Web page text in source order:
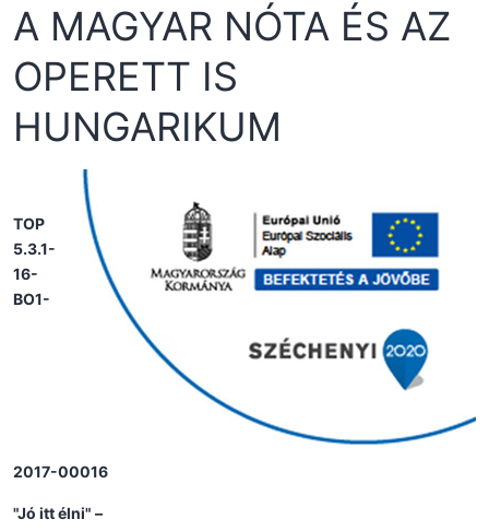
A MAGYAR NÓTA ÉS AZ
OPERETT IS
HUNGARIKUM
TOP
5.3.1-
16-
BO1-
2017-00016
"Jó itt élni" –